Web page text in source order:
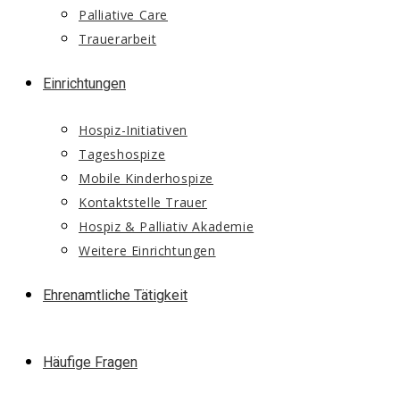
Palliative Care
Trauerarbeit
Einrichtungen
Hospiz-Initiativen
Tageshospize
Mobile Kinderhospize
Kontaktstelle Trauer
Hospiz & Palliativ Akademie
Weitere Einrichtungen
Ehrenamtliche Tätigkeit
Häufige Fragen